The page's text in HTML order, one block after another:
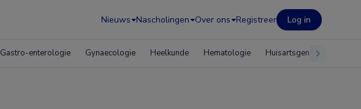
Nieuws Nascholingen Over ons Registreer Log in
Gastro-enterologie Gynaecologie Heelkunde Hematologie Huisartsgeneeskunde